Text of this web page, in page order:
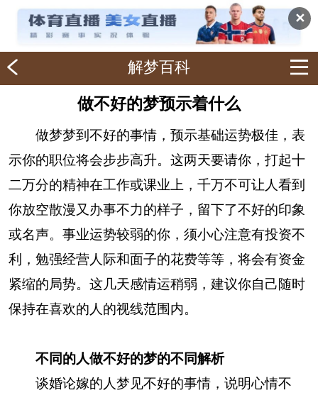
✕
解梦百科
做不好的梦预示着什么
做梦梦到不好的事情，预示基础运势极佳，表
示你的职位将会步步高升。这两天要请你，打起十
二万分的精神在工作或课业上，千万不可让人看到
你放空散漫又办事不力的样子，留下了不好的印象
或名声。事业运势较弱的你，须小心注意有投资不
利，勉强经营人际和面子的花费等等，将会有资金
紧缩的局势。这几天感情运稍弱，建议你自己随时
保持在喜欢的人的视线范围内。
不同的人做不好的梦的不同解析
谈婚论嫁的人梦见不好的事情，说明心情不